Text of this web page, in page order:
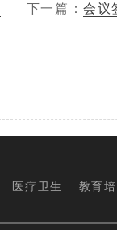
下一篇：会议
医疗卫生 教育培